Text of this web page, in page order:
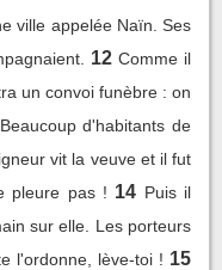
ville appelée Naïn. Ses
12 Comme il
un convoi funèbre : on
d'habitants de
vit la veuve et il fut
pleure pas ! 14 Puis il
sur elle. Les porteurs
l'ordonne, lève-toi ! 15